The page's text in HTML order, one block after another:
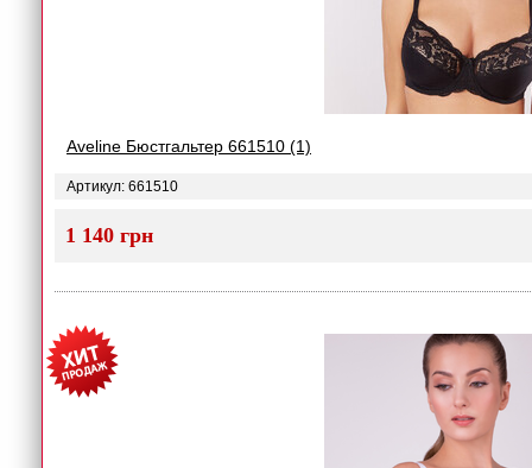
Aveline Бюстгальтер 661510 (1)
Артикул: 661510
1 140 грн